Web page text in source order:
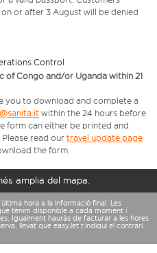
or after 3 August will be denied
Control
of Congo and/or Uganda within 21
you to download and complete a
within the 24 hours before
form can either be printed and
read ourtravel update page
the form.
amplia del mapa.
hora a la informació final. Les
tenim disponible a cada moment i
Igualment hauràs de facturar a les hores
llevat que easyJet t’indiqui el contrari.